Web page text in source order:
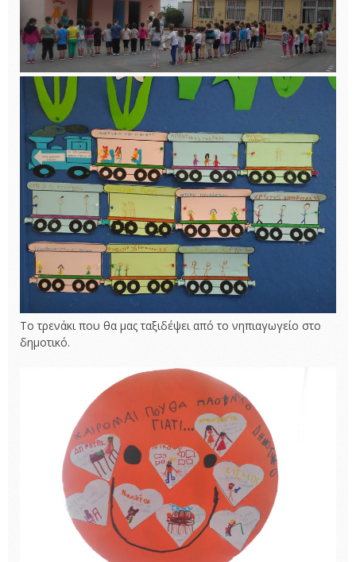
Το τρενάκι που θα μας ταξιδέψει από το νηπιαγωγείο στο
δημοτικό.